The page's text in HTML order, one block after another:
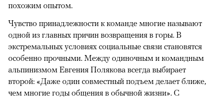
похожим опытом.
Чувство принадлежности к команде многие называют
одной из главных причин возвращения в горы. В
экстремальных условиях социальные связи становятся
особенно прочными. Между одиночным и командным
альпинизмом Евгения Полякова всегда выбирает
второй: «Даже один совместный подъем делает ближе,
чем многие годы общения в обычной жизни». С